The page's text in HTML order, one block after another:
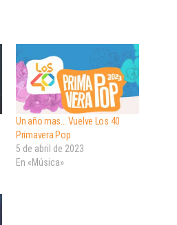
Un año mas… Vuelve Los 40
Primavera Pop
5 de abril de 2023
En «Música»